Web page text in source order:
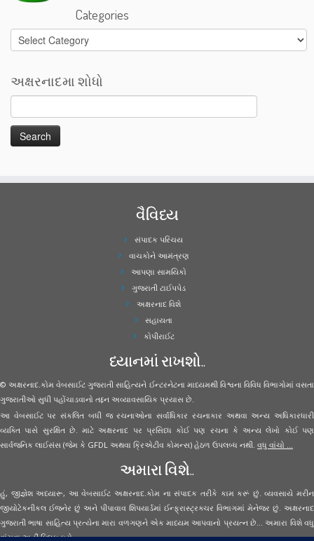
Categories
Categories
અક્ષરનાદમા શોધો
વૈવિધ્ય
સંપાદક પરિચય
વાચકોને આમંત્રણ
આપણા સામયિકો
ગુજરાતી ટાઈપપેડ
અક્ષરનાદ વિશે
સહાયતા
કોપીરાઈટ
ધ્યાનમાં રાખશો..
© અક્ષરનાદ.કોમ વેબસાઈટ ગુજરાતી સાહિત્યને ઈન્ટરનેટના માધ્યમથી વિશ્વના વિવિધ વિભાગોમાં વસતા
ગુજરાતીઓ સુધી પહોંચાડવાનો તદ્દન અવ્યાવસાયિક પ્રયાસ છે.
આ વેબસાઈટ પર સંકલિત બધી જ રચનાઓના સર્વાધિકાર રચનાકાર અથવા અન્ય અધિકારધારી
વ્યક્તિ પાસે સુરક્ષિત છે. માટે અક્ષરનાદ પર પ્રસિધ્ધ કોઈ પણ રચના કે અન્ય લેખો કોઈ પણ
સાર્વજનિક લાઈસંસ (જેમ કે GFDL અથવા ક્રિએટીવ કોમન્સ) હેઠળ ઉપલબ્ધ નથી. વધુ વાંચો ...
અમારા વિશે..
હું, જીજ્ઞેશ અધ્યારૂ, આ વેબસાઈટ અક્ષરનાદ.કોમ ના સંપાદક તરીકે કામ કરૂં છું. વ્યવસાયે મરીન
જીયોટેકનીકલ ઈજનેર છું અને પીપાવાવ શિપયાર્ડમાં ઈન્ફ્રાસ્ટ્રક્ચર વિભાગમાં મેનેજર છું. અક્ષરનાદ
ગુજરાતી ભાષા સાહિત્ય પ્રત્યેના મારા વળગણને એક માધ્યમ આપવાનો પ્રયત્ન છે... અમારા વિશે વધુ
વાંચવાઅહીં ક્લિક કરો...